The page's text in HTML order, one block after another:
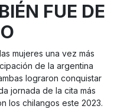
FUE DE
mujeres una vez más
de la argentina
lograron conquistar
jornada de la cita más
los chilangos este 2023.